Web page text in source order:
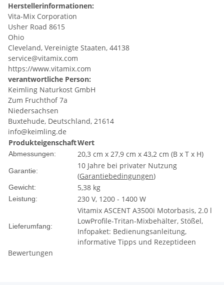
Herstellerinformationen:
Vita-Mix Corporation
Usher Road 8615
Ohio
Cleveland, Vereinigte Staaten, 44138
service@vitamix.com
https://www.vitamix.com
verantwortliche Person:
Keimling Naturkost GmbH
Zum Fruchthof 7a
Niedersachsen
Buxtehude, Deutschland, 21614
info@keimling.de
ProdukteigenschaftWert
Abmessungen: 20,3 cm x 27,9 cm x 43,2 cm (B x T x H)
Garantie:
10 Jahre bei privater Nutzung
(Garantiebedingungen)
Gewicht: 5,38 kg
Leistung: 230 V, 1200 - 1400 W
Lieferumfang:
Vitamix ASCENT A3500i Motorbasis, 2.0 l
LowProfile-Tritan-Mixbehälter, Stößel,
Infopaket: Bedienungsanleitung,
informative Tipps und Rezeptideen
Bewertungen